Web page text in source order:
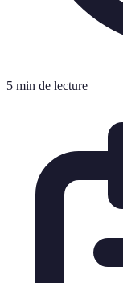
5 min de lecture